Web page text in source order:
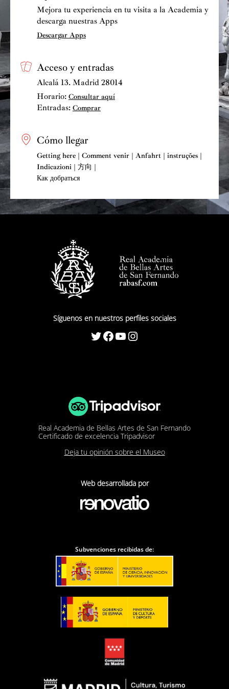
(1992),La señorita Cristina(2001),Fantasías(2001),
Casi un espejo(2004),Segundo trío
(2006),Danzas secretas
Mejora tu experiencia en tu visita a la Academia y
descarga nuestras Apps
Descargar Apps
Acceso y entradas
Alcalá 13. Madrid 28014
Horario: Consultar aquí
Entradas: Comprar
Cómo llegar
Getting here | Comment venir | Anfahrt | instruções |
Indicazioni | 方向 |
Как добраться
Síguenos en nuestros perfiles sociales
Twitter Facebook YouTube Instagram
Real Academia de Bellas Artes de San Fernando
Certificado de excelencia Tripadvisor
Deja tu opinión sobre el Museo
Web desarrollada por
Subvenciones recibidas de: